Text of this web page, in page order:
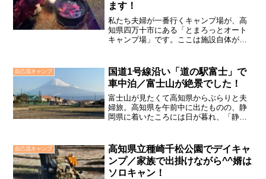
ます！
私たち夫婦が一番行くキャンプ場が、高
知県四万十市にある「とまろっとオート
キャンプ場」です。ここは施設自体が広
回、私たちがとまろっとでしてきた冬キ
ャンプの様子を紹介します。
自己流キャンプ
国道1号線沿い「道の駅富士」で
車中泊／富士山が絶景でした！
富士山が見たくて高知県からぶらりと夫
婦旅。高知県を午前中に出たものの、静
岡県に着いたころには日が暮れ、「静岡
「道の駅富士」で車中泊。翌朝、素晴ら
しい富士山が見えました。感動しまし
た。
自己流キャンプ
高知県立種崎千松公園でデイキャ
ンプ／家族で出掛けながら^^婿は
ソロキャン！